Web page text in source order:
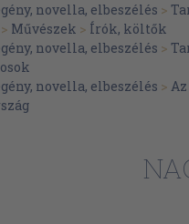
novella, elbeszélés >
> Művészek > Írók, költők
novella, elbeszélés >
novella, elbeszélés >